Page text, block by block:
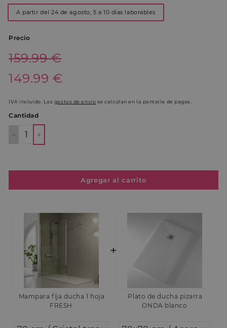
A partir del 24 de agosto, 5 a 10 días laborables
Precio
habitual
159.99€
159.99 €
de
149.99€
149.99 €
IVA incluido. Los gastos de envío se calculan en la pantalla de pagos.
Cantidad
Agregar al carrito
Mampara fija ducha 1 hoja
FRESH
+
Plato de ducha pizarra
ONDA blanco